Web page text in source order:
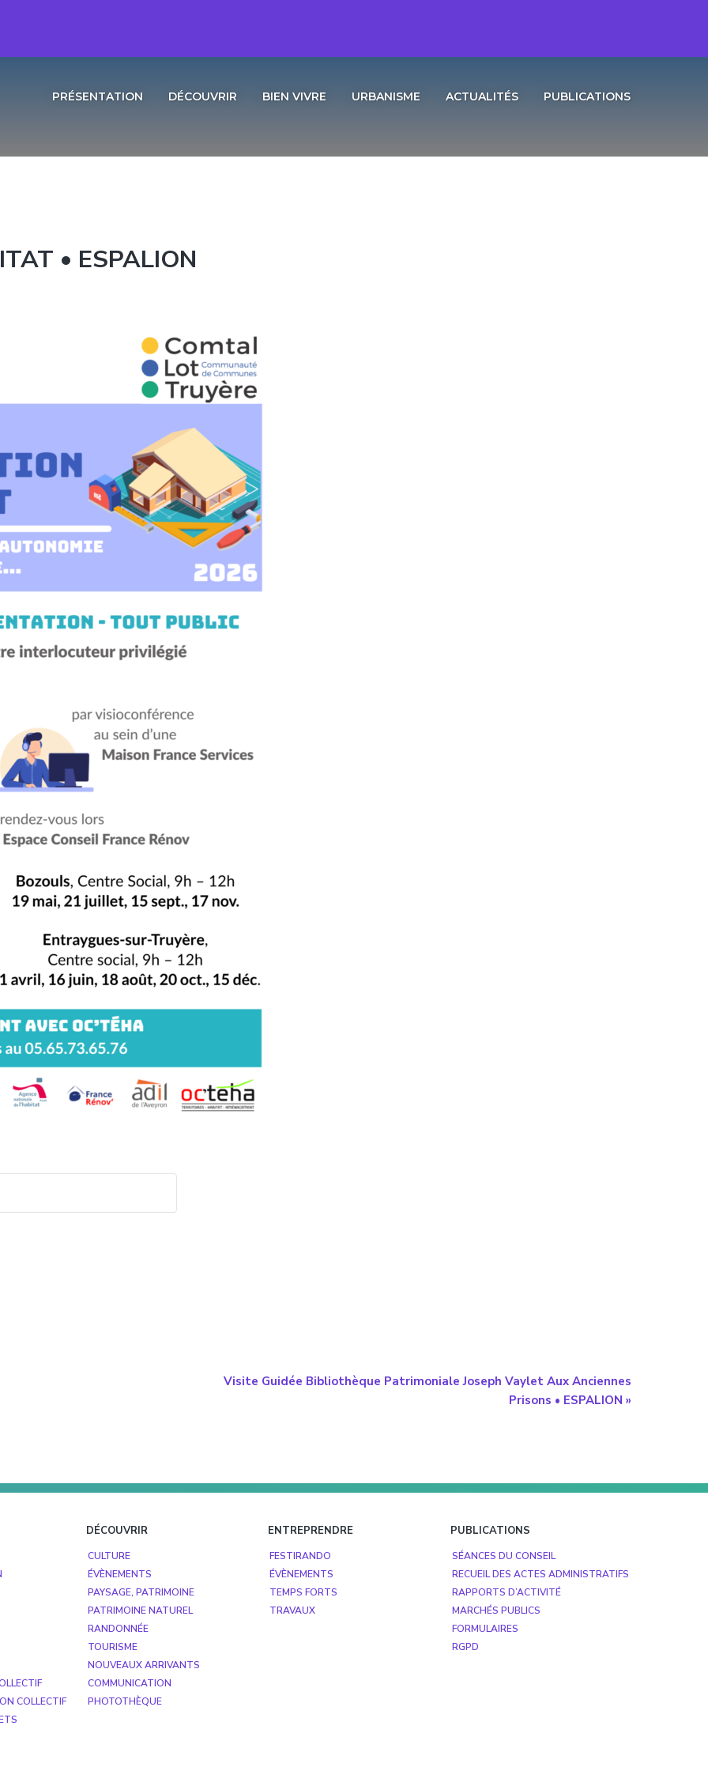
PRÉSENTATION DÉCOUVRIR BIEN VIVRE URBANISME ACTUALITÉS PUBLICATIONS
• ESPALION
Visite Guidée Bibliothèque Patrimoniale Joseph Vaylet Aux Anciennes
Prisons • ESPALION »
COLLECTIF
DÉCOUVRIR
CULTURE
ÉVÈNEMENTS
PAYSAGE, PATRIMOINE
PATRIMOINE NATUREL
RANDONNÉE
TOURISME
NOUVEAUX ARRIVANTS
COMMUNICATION
PHOTOTHÈQUE
ENTREPRENDRE
FESTIRANDO
ÉVÈNEMENTS
TEMPS FORTS
TRAVAUX
PUBLICATIONS
SÉANCES DU CONSEIL
RECUEIL DES ACTES ADMINISTRATIFS
RAPPORTS D’ACTIVITÉ
MARCHÉS PUBLICS
FORMULAIRES
RGPD